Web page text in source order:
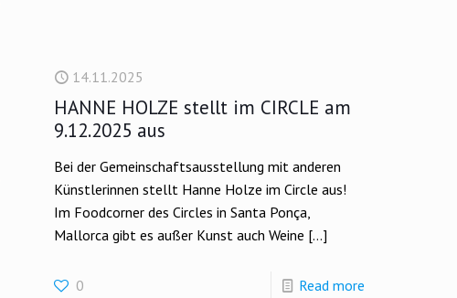
14.11.2025
HANNE HOLZE stellt im CIRCLE am
9.12.2025 aus
Bei der Gemeinschaftsausstellung mit anderen
Künstlerinnen stellt Hanne Holze im Circle aus!
Im Foodcorner des Circles in Santa Ponça,
Mallorca gibt es außer Kunst auch Weine […]
0 Read more